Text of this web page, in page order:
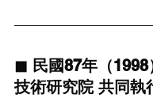
◼ 民國87年（1998
技術研究院 共同執